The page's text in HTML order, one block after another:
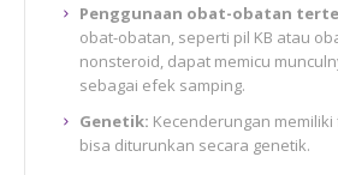
Penggunaan obat-obatan
obat-obatan, seperti pil KB atau
nonsteroid, dapat memicu
sebagai efek samping.
Genetik: Kecenderungan
bisa diturunkan secara genetik.